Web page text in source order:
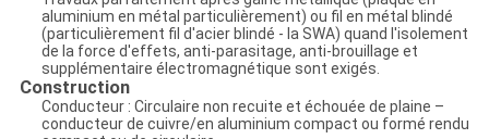
aluminium en métal particulièrement) ou fil en métal blindé
(particulièrement fil d'acier blindé - la SWA) quand l'isolement
de la force d'effets, anti-parasitage, anti-brouillage et
supplémentaire électromagnétique sont exigés.
Construction
Conducteur : Circulaire non recuite et échouée de plaine –
conducteur de cuivre/en aluminium compact ou formé rendu